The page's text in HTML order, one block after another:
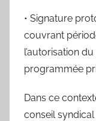
• Signature
couvrant
l’autorisation
programmée
Dans ce
conseil